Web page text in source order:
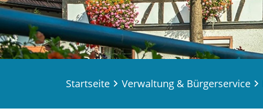
Startseite Verwaltung & Bürgerservice